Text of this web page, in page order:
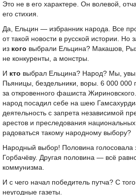
Это не в его характере. Он волевой,
его стихия.
Да, Ельцин — избранник народа. Все
от такой новости в русской истории. Но
из кого выбрали Ельцина? Макашов,
не конкуренты, а монстры.
И кто выбрал Ельцина? Народ? Мы,
Пьяницы, бездельники, воры. 6 000 000
за откровенного фашиста
народ посадил себе на шею
деятельность с запрета независимой
арестов и преследования
радоваться такому народному выбору?
Народный выбор! Половина голосовала
Горбачёву. Другая половина — всё
коммунизма.
И с чего начал победитель путча? С
неугодные газеты.